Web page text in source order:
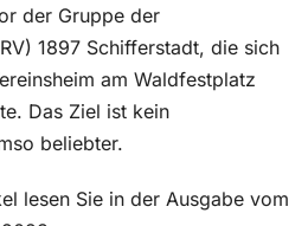
der Gruppe der
1897 Schifferstadt, die sich
am Waldfestplatz
Das Ziel ist kein
beliebter.
lesen Sie in der Ausgabe vom